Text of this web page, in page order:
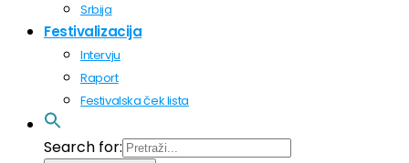
Srbija
Festivalizacija
Intervju
Raport
Festivalska ček lista
Search for: